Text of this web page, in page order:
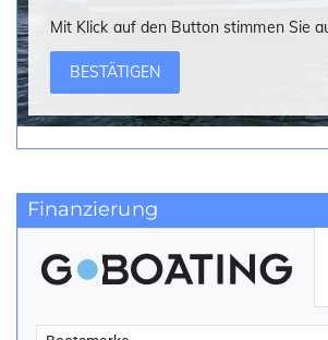
HD1080
Innen Teppich
Suchscheinwerfer
Mit Klick auf den Button stimmen Sie
BESTÄTIGEN
Finanzierung